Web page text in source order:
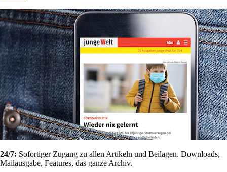
24/7: Sofortiger Zugang zu allen Artikeln und Beilagen. Downloads,
Mailausgabe, Features, das ganze Archiv.